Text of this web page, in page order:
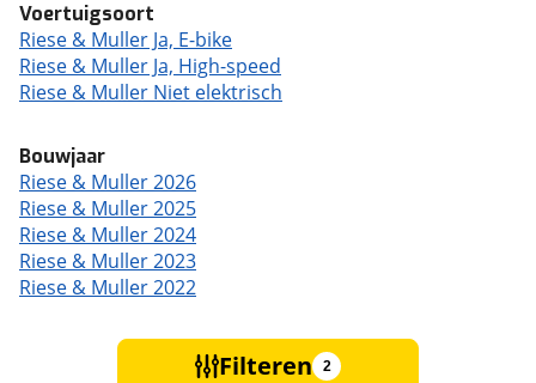
Voertuigsoort
Riese & Muller Ja, E-bike
Riese & Muller Ja, High-speed
Riese & Muller Niet elektrisch
Bouwjaar
Riese & Muller 2026
Riese & Muller 2025
Riese & Muller 2024
Riese & Muller 2023
Riese & Muller 2022
Filteren 2